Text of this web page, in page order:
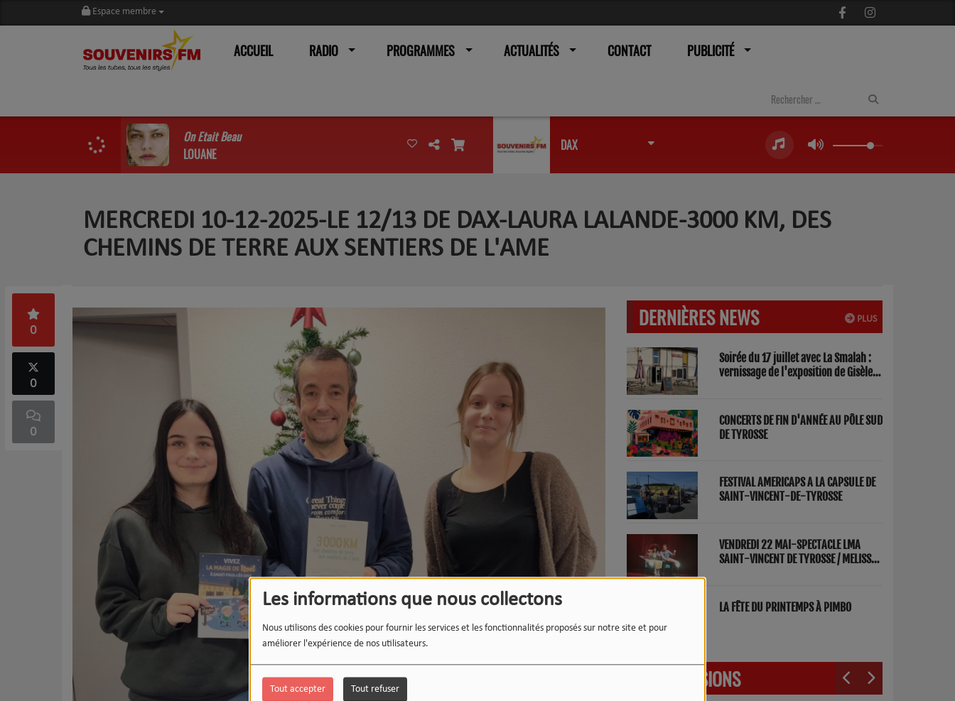
Les informations que nous collectons
Nous utilisons des cookies pour fournir les services et les fonctionnalités proposés sur notre site et pour
améliorer l'expérience de nos utilisateurs.
Tout accepter Tout refuser
Espace membre
ACCUEIL RADIO PROGRAMMES ACTUALITÉS CONTACT PUBLICITÉ
On Etait Beau
LOUANE
DAX
MERCREDI 10-12-2025-LE 12/13 DE DAX-LAURA LALANDE-3000 KM, DES
CHEMINS DE TERRE AUX SENTIERS DE L'AME
0
0
0
PLUS
DERNIÈRES NEWS
Soirée du 17 juillet avec La Smalah :
vernissage de l'exposition de Gisèle
CONCERTS DE FIN D'ANNÉE AU PÔLE SUD
DE TYROSSE
FESTIVAL AMERICAPS A LA CAPSULE DE
SAINT-VINCENT-DE-TYROSSE
VENDREDI 22 MAI-SPECTACLE LMA
SAINT-VINCENT DE TYROSSE / MELISSA
LA FÊTE DU PRINTEMPS À PIMBO
LES ÉMISSIONS